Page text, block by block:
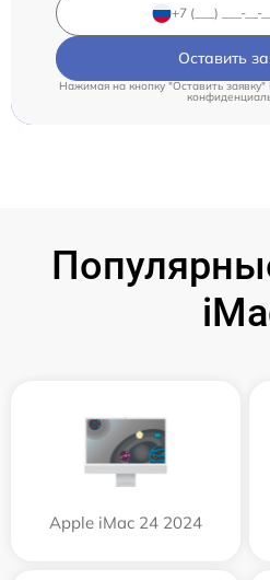
Оставить
Нажимая на кнопку "Оставить
Apple iMac 24 2024